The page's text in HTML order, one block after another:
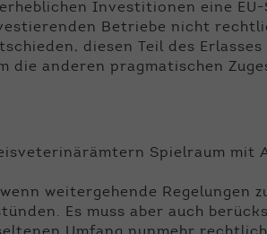
Investitionen eine
Betriebe nicht
diesen Teil des Erlasses
die anderen pragmatischen
Spielraum mit
weitergehende Regelungen
Es muss aber auch